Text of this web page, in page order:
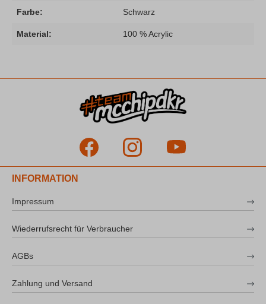
Farbe: Schwarz
Material: 100 % Acrylic
INFORMATION
Impressum
Wiederrufsrecht für Verbraucher
AGBs
Zahlung und Versand